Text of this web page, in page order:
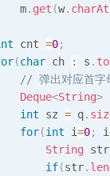
m
. get (w. charAt
cnt =0;
(char ch : s .
// 弹出对应首字
Deque<String>
int sz = q.
for(int i=0; i
String str
if(str.